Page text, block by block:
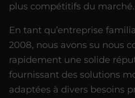
plus compétitifs du marché.
En tant qu’entreprise
2008, nous avons su nous
rapidement une solide
fournissant des solutions
adaptées à divers besoins